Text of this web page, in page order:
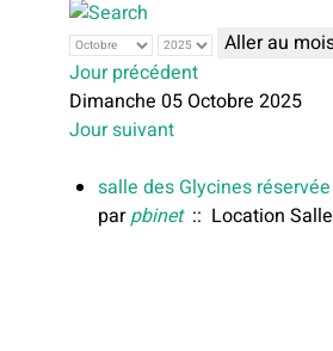
Aller au
Jour précédent
Dimanche 05 Octobre 2025
Jour suivant
salle des Glycines
parpbinet:: Location Salle